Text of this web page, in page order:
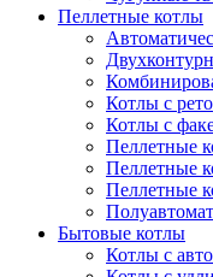
Пеллетные котлы
Котлы с
Котлы с
Пеллетные
Пеллетные
Пеллетные
Бытовые котлы
Котлы с